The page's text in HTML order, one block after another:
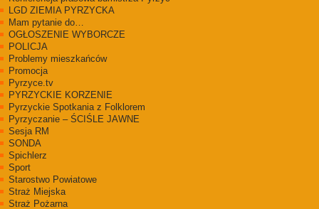
LGD ZIEMIA PYRZYCKA
Mam pytanie do…
OGŁOSZENIE WYBORCZE
POLICJA
Problemy mieszkańców
Promocja
Pyrzyce.tv
PYRZYCKIE KORZENIE
Pyrzyckie Spotkania z Folklorem
Pyrzyczanie – ŚCIŚLE JAWNE
Sesja RM
SONDA
Spichlerz
Sport
Starostwo Powiatowe
Straż Miejska
Straż Pożarna